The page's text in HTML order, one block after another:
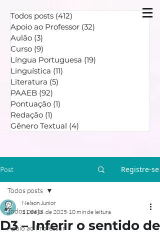
Todos posts (412)
Apoio ao Professor (32)
Aulão (3)
Curso (9)
Língua Portuguesa (19)
Linguística (11)
Literatura (5)
PAAEB (92)
Pontuação (1)
Redação (1)
Gênero Textual (4)
Post Registre-se
Todos posts
Apoio ao Professor
Todos posts
D3 – Inferir o sentido de
Nelson Junior
21 de jul. de 2025 10 min de leitura